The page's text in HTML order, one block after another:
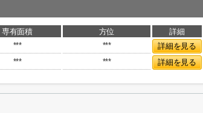
専有面積 方位
詳細
*** ***
詳細を見る
*** *** 詳細を見る